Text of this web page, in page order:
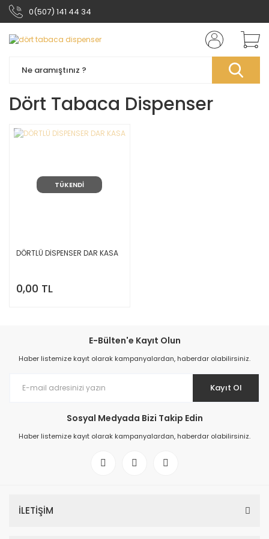
0(507) 141 44 34
Dört Tabaca Dispenser
TÜKENDİ
DÖRTLÜ DİSPENSER DAR KASA
0,00 TL
E-Bülten'e Kayıt Olun
Haber listemize kayıt olarak kampanyalardan, haberdar olabilirsiniz.
Kayıt Ol
Sosyal Medyada Bizi Takip Edin
Haber listemize kayıt olarak kampanyalardan, haberdar olabilirsiniz.
İLETİŞİM